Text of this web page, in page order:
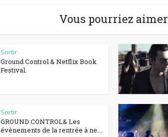
Vous pourriez aimer
Sortir
Ground Control & Netflix Book
Festival.
Sortir
GROUND CONTROL& Les
évènements de la rentrée à ne...